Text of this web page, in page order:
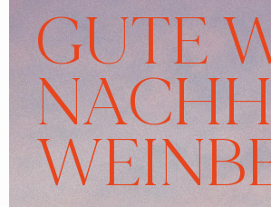
GUTE